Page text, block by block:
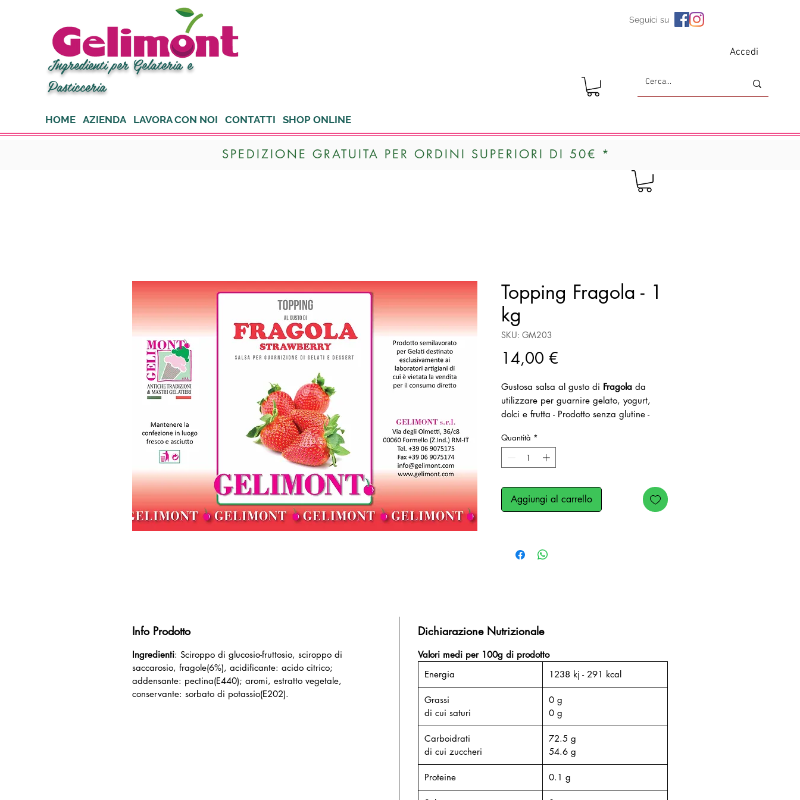
Ingredienti per Gelateria e
Pasticceria
Seguici su
Accedi
HOME AZIENDA LAVORA CON NOI CONTATTI SHOP ONLINE
SPEDIZIONE GRATUITA PER ORDINI SUPERIORI DI 50€ *
Topping Fragola - 1
kg
SKU: GM203
14,00 €
Gustosa salsa al gusto di Fragola da
utilizzare per guarnire gelato, yogurt,
dolci e frutta - Prodotto senza glutine -
tappo salva goccia da 1 kg
Quantità *
Aggiungi al carrello
Info Prodotto
Ingredienti: Sciroppo di glucosio-fruttosio, sciroppo di
saccarosio, fragole(6%), acidificante: acido citrico;
addensante: pectina(E440); aromi, estratto vegetale,
conservante: sorbato di potassio(E202).
Dichiarazione Nutrizionale
Valori medi per 100g di prodotto
Energia
1238 kj - 291 kcal
Grassi
di cui saturi
0 g
0 g
Carboidrati
di cui zuccheri
72.5 g
54.6 g
Proteine 0.1 g